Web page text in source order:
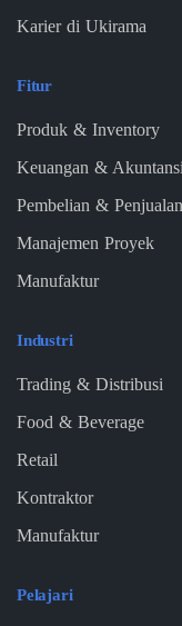
Karier di Ukirama
Fitur
Produk & Inventory
Keuangan & Akuntansi
Pembelian & Penjualan
Manajemen Proyek
Manufaktur
Industri
Trading & Distribusi
Food & Beverage
Retail
Kontraktor
Manufaktur
Pelajari